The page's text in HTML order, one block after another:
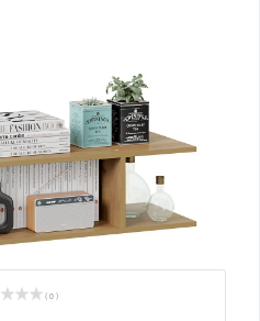
( 0 )